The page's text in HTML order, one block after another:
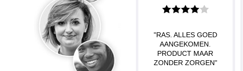
"RAS. ALLES GOED
AANGEKOMEN.
PRODUCT MAAR
ZONDER ZORGEN"